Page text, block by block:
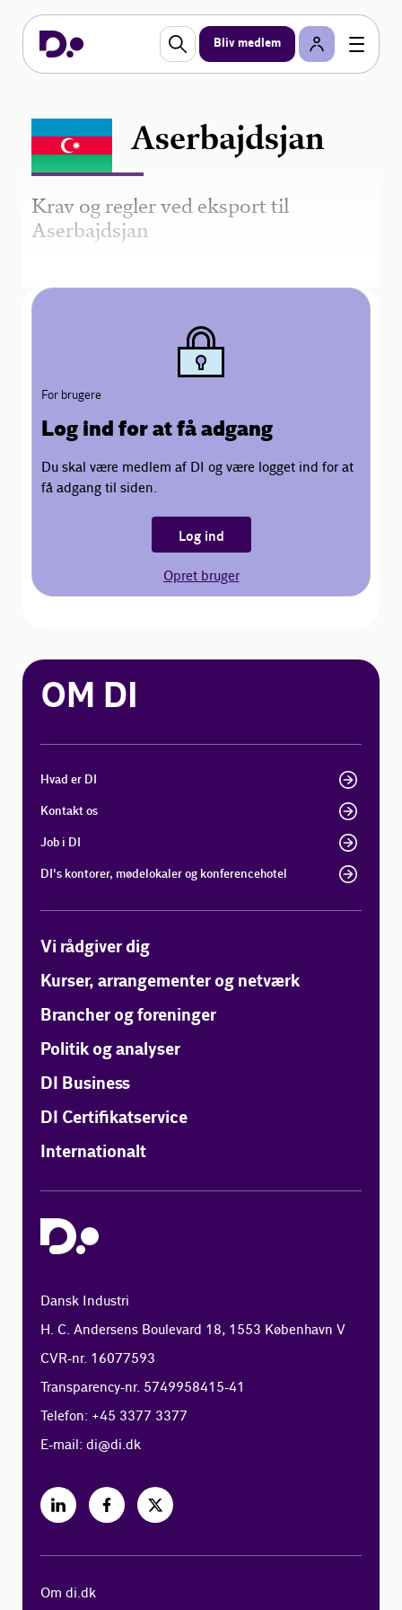
Bliv medlem
Aserbajdsjan
Krav og regler ved eksport til
Aserbajdsjan
For brugere
Log ind for at få adgang
Du skal være medlem af DI og være logget ind for at
få adgang til siden.
Log ind
Opret bruger
OM DI
Hvad er DI
Kontakt os
Job i DI
DI's kontorer, mødelokaler og konferencehotel
Vi rådgiver dig
Kurser, arrangementer og netværk
Brancher og foreninger
Politik og analyser
DI Business
DI Certifikatservice
Internationalt
Dansk Industri
H. C. Andersens Boulevard 18, 1553 København V
CVR-nr. 16077593
Transparency-nr. 5749958415-41
Telefon: +45 3377 3377
E-mail:di@di.dk
Om di.dk